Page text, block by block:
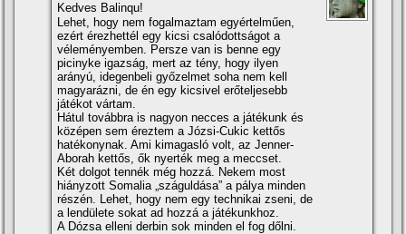
Kedves Balinqu!
Lehet, hogy nem fogalmaztam egyértelműen,
ezért érezhettél egy kicsi csalódottságot a
véleményemben. Persze van is benne egy
picinyke igazság, mert az tény, hogy ilyen
arányú, idegenbeli győzelmet soha nem kell
magyarázni, de én egy kicsivel erőteljesebb
játékot vártam.
Hátul továbbra is nagyon necces a játékunk és
középen sem éreztem a Józsi-Cukic kettős
hatékonynak. Ami kimagasló volt, az Jenner-
Aborah kettős, ők nyerték meg a meccset.
Két dolgot tennék még hozzá. Nekem most
hiányzott Somalia „száguldása” a pálya minden
részén. Lehet, hogy nem egy technikai zseni, de
a lendülete sokat ad hozzá a játékunkhoz.
A Dózsa elleni derbin sok minden el fog dőlni.